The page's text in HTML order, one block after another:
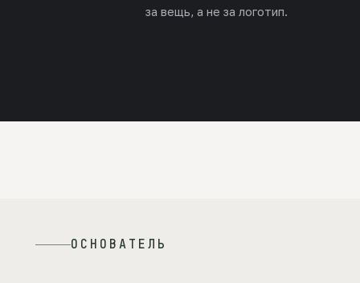
за вещь, а не за логотип.
ОСНОВАТЕЛЬ